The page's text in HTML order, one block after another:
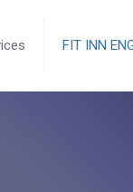
FIT INN